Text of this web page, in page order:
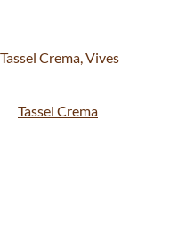
Tassel Crema